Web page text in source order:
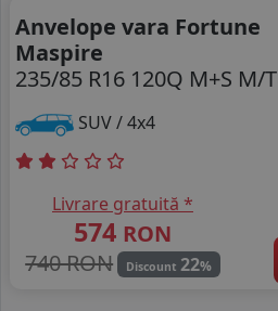
Anvelope vara Fortune
Maspire
235/85 R16 120Q M+S M/T
SUV / 4x4
Livrare gratuită *
574 RON
740 RON
Discount 22%